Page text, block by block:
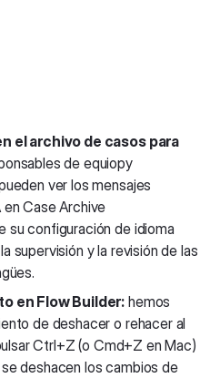
el archivo de casos para
de equiopy
ver los mensajes
Case Archive
su configuración de idioma
supervisión y la revisión de las
en Flow Builder: hemos
de deshacer o rehacer al
Ctrl+Z (o Cmd+Z en Mac)
deshacen los cambios de